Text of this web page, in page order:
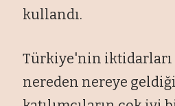
kullandı.
Türkiye'nin iktidarları
nereden nereye